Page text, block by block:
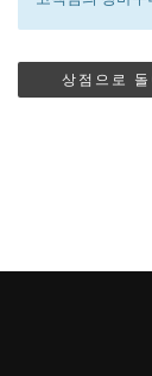
상점으로 돌